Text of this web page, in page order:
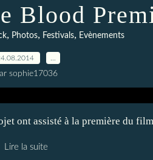
Blood
, Photos, Festivals, Evènements
sophie17036
ont assisté à la première du
Lire la suite